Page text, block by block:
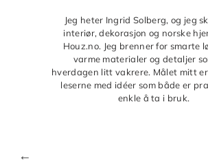
Jeg heter Ingrid Solberg, og jeg
interiør, dekorasjon og norske
Houz.no. Jeg brenner for smarte
varme materialer og detaljer
hverdagen litt vakrere. Målet mitt
leserne med idéer som både er
enkle å ta i bruk.